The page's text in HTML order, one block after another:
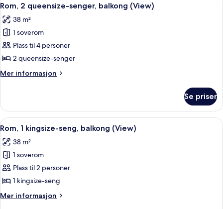
seng
alle
bildene
av
Rom,
2
queensize-
senger,
(View)
4
Rom, 2 queensize-senger, balkong (View)
38 m²
1 soverom
Plass til 4 personer
2 queensize-senger
Mer informasjon
Mer
2
queensize-
senger,
(View)
Se priser
Åpne
alle
bildene
av
Rom,
1
kingsize-
seng,
Allergitestet sengetøy, safe på
4
Rom, 1 kingsize-seng, balkong (View)
38 m²
1 soverom
Plass til 2 personer
1 kingsize-seng
Mer informasjon
Mer